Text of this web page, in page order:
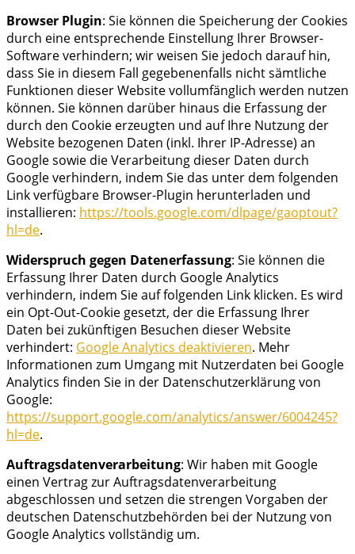
Browser Plugin: Sie können die Speicherung der Cookies
durch eine entsprechende Einstellung Ihrer Browser-
Software verhindern; wir weisen Sie jedoch darauf hin,
dass Sie in diesem Fall gegebenenfalls nicht sämtliche
Funktionen dieser Website vollumfänglich werden nutzen
können. Sie können darüber hinaus die Erfassung der
durch den Cookie erzeugten und auf Ihre Nutzung der
Website bezogenen Daten (inkl. Ihrer IP-Adresse) an
Google sowie die Verarbeitung dieser Daten durch
Google verhindern, indem Sie das unter dem folgenden
Link verfügbare Browser-Plugin herunterladen und
installieren: https://tools.google.com/dlpage/gaoptout?
hl=de.
Widerspruch gegen Datenerfassung: Sie können die
Erfassung Ihrer Daten durch Google Analytics
verhindern, indem Sie auf folgenden Link klicken. Es wird
ein Opt-Out-Cookie gesetzt, der die Erfassung Ihrer
Daten bei zukünftigen Besuchen dieser Website
verhindert: Google Analytics deaktivieren. Mehr
Informationen zum Umgang mit Nutzerdaten bei Google
Analytics finden Sie in der Datenschutzerklärung von
Google:
https://support.google.com/analytics/answer/6004245?
hl=de.
Auftragsdatenverarbeitung: Wir haben mit Google
einen Vertrag zur Auftragsdatenverarbeitung
abgeschlossen und setzen die strengen Vorgaben der
deutschen Datenschutzbehörden bei der Nutzung von
Google Analytics vollständig um.